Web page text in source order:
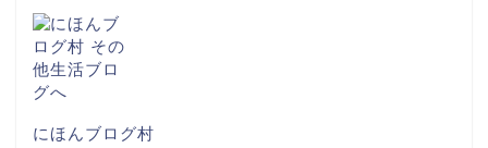
にほんブログ村